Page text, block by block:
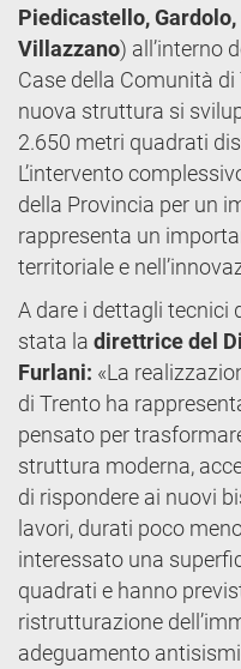
Piedicastello,
Villazzano) all’interno
Case della Comunità
nuova struttura si
2.650 metri quadrati
L’intervento
della Provincia per un
rappresenta un
territoriale e
A dare i dettagli tecnici
stata la direttrice del
Furlani: «La
di Trento ha
pensato per
struttura moderna,
di rispondere ai nuovi
lavori, durati poco
interessato una
quadrati e hanno
ristrutturazione
adeguamento